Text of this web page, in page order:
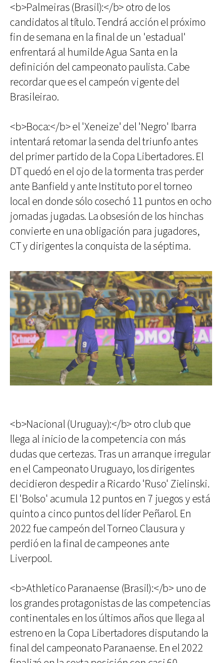
<b>Palmeiras (Brasil):</b> otro de los
candidatos al título. Tendrá acción el próximo
fin de semana en la final de un 'estadual'
enfrentará al humilde Agua Santa en la
definición del campeonato paulista. Cabe
recordar que es el campeón vigente del
Brasileirao.
<b>Boca:</b> el 'Xeneize' del 'Negro' Ibarra
intentará retomar la senda del triunfo antes
del primer partido de la Copa Libertadores. El
DT quedó en el ojo de la tormenta tras perder
ante Banfield y ante Instituto por el torneo
local en donde sólo cosechó 11 puntos en ocho
jornadas jugadas. La obsesión de los hinchas
convierte en una obligación para jugadores,
CT y dirigentes la conquista de la séptima.
<b>Nacional (Uruguay):</b> otro club que
llega al inicio de la competencia con más
dudas que certezas. Tras un arranque irregular
en el Campeonato Uruguayo, los dirigentes
decidieron despedir a Ricardo 'Ruso' Zielinski.
El 'Bolso' acumula 12 puntos en 7 juegos y está
quinto a cinco puntos del líder Peñarol. En
2022 fue campeón del Torneo Clausura y
perdió en la final de campeones ante
Liverpool.
<b>Athletico Paranaense (Brasil):</b> uno de
los grandes protagonistas de las competencias
continentales en los últimos años que llega al
estreno en la Copa Libertadores disputando la
final del campeonato Paranaense. En el 2022